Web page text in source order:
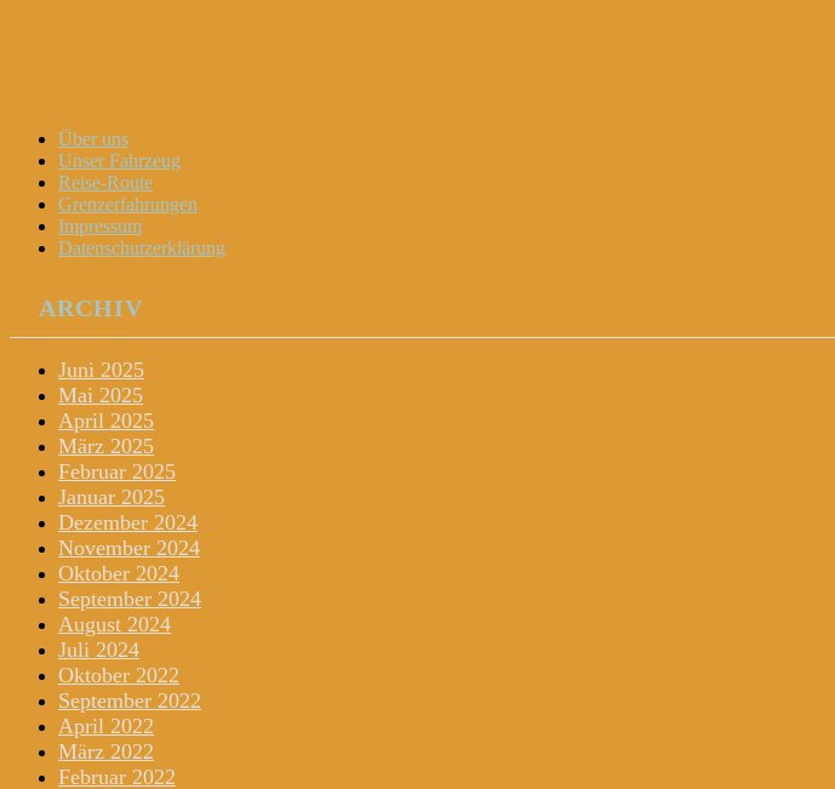
Menu
Widgets
Search
Skip
content
Über uns
Unser Fahrzeug
Reise-Route
Grenzerfahrungen
Impressum
Datenschutzerklärung
ARCHIV
Juni 2025
Mai 2025
April 2025
März 2025
Februar 2025
Januar 2025
Dezember 2024
November 2024
Oktober 2024
September 2024
August 2024
Juli 2024
Oktober 2022
September 2022
April 2022
März 2022
Februar 2022